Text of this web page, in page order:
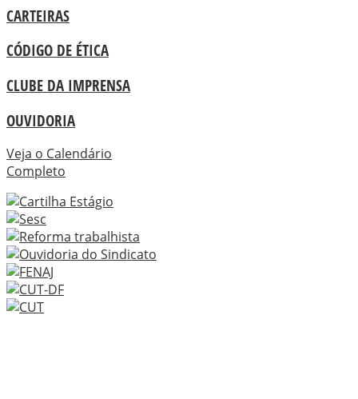
CARTEIRAS
CÓDIGO DE ÉTICA
CLUBE DA IMPRENSA
OUVIDORIA
Veja o Calendário
Completo